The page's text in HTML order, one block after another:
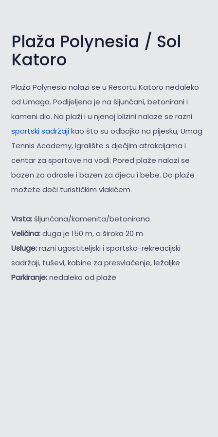
Plaža Polynesia / Sol
Katoro
Plaža Polynesia nalazi se u Resortu Katoro nedaleko
od Umaga. Podijeljena je na šljunčani, betonirani i
kameni dio. Na plaži i u njenoj blizini nalaze se razni
sportski sadržajikao što su odbojka na pijesku, Umag
Tennis Academy, igralište s dječjim atrakcijama i
centar za sportove na vodi. Pored plaže nalazi se
bazen za odrasle i bazen za djecu i bebe. Do plaže
možete doći turističkim vlakićem.
Vrsta:šljunčana/kamenita/betonirana
Veličina:duga je 150 m, a široka 20 m
Usluge:razni ugostiteljski i sportsko-rekreacijski
sadržaji, tuševi, kabine za presvlačenje, ležaljke
Parkiranje:nedaleko od plaže